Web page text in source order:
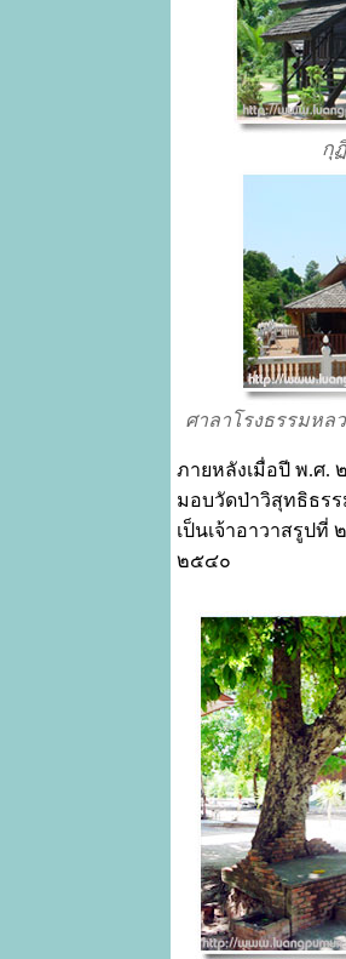
กุ
ศาลาโรงธรรมหล
ภายหลังเมื่อปี พ.ศ.
มอบวัดป่าวิสุทธิธร
เป็นเจ้าอาวาสรูป
๒๕๔๐